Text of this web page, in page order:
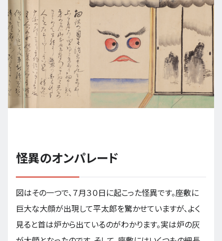
怪異のオンパレード
図はその一つで、７月３０日に起こった怪異です。座敷に
巨大な大顔が出現して平太郎を驚かせていますが、よく
見ると首は炉から出ているのがわかります。実は炉の灰